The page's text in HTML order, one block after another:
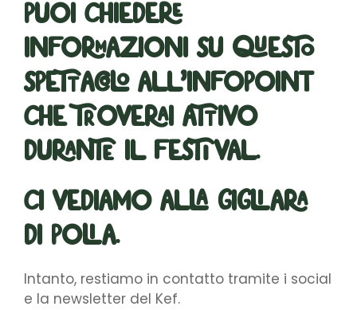
Puoi chiedere
informazioni su questo
spettacolo all’infopoint
che troverai attivo
durante il festival.
Ci vediamo alla Gigliara
di Polia.
Intanto, restiamo in contatto tramite i social
e la newsletter del Kef.